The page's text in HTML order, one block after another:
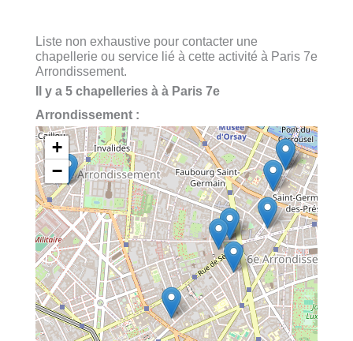
Liste non exhaustive pour contacter une
chapellerie ou service lié à cette activité à Paris 7e
Arrondissement.
Il y a 5 chapelleries à à Paris 7e
Arrondissement :
+
−